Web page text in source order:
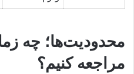
محدودیت‌ها؛ چه
مراجعه کنیم؟